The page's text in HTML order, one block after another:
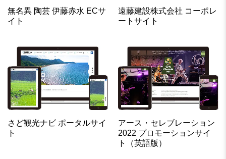
無名異 陶芸 伊藤赤水 ECサ
イト
遠藤建設株式会社 コーポレ
ートサイト
さど観光ナビ ポータルサイ
ト
アース・セレブレーション
2022 プロモーションサイ
ト（英語版）